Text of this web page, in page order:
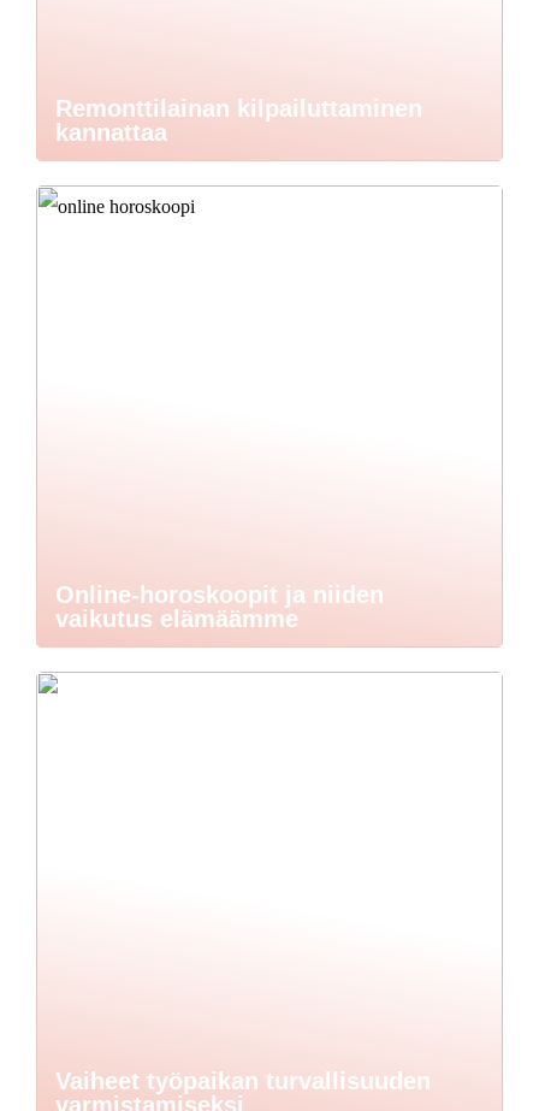
Remonttilainan kilpailuttaminen
kannattaa
Online-horoskoopit ja niiden
vaikutus elämäämme
Vaiheet työpaikan turvallisuuden
varmistamiseksi